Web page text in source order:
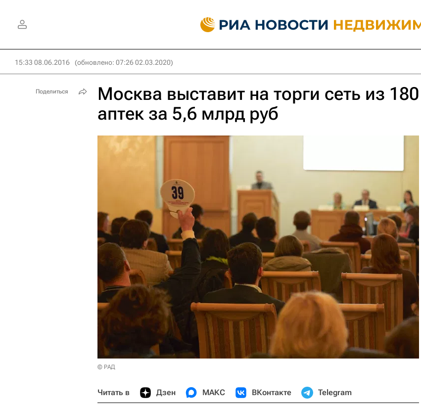
15:33 08.06.2016 (обновлено: 07:26 02.03.2020)
Москва выставит на торги сеть из 180
аптек за 5,6 млрд руб
© РАД
Читать в Дзен МАКС ВКонтакте Telegram
Поделиться